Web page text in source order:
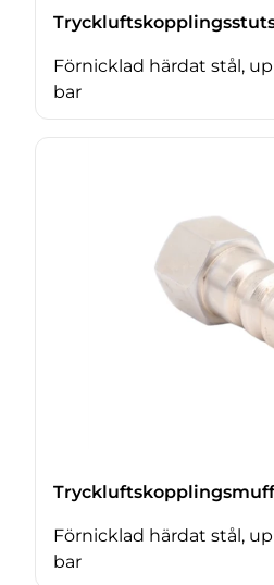
Förnicklad härdat stål,
bar
Förnicklad härdat stål,
bar